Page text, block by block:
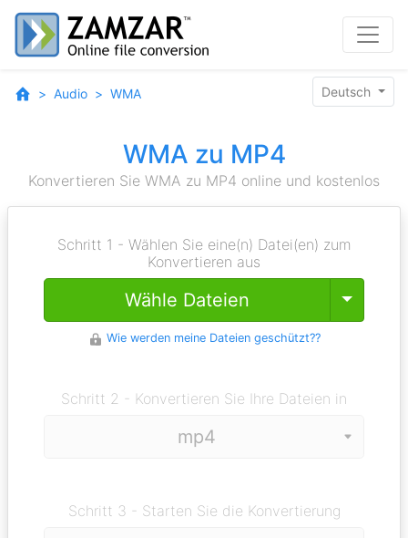
Audio WMA Deutsch
WMA zu MP4
Konvertieren Sie WMA zu MP4 online und kostenlos
Schritt 1 - Wählen Sie eine(n) Datei(en) zum
Konvertieren aus
Wähle Dateien Toggle
Wie werden meine Dateien geschützt??
Schritt 2 - Konvertieren Sie Ihre Dateien in
Schritt 3 - Starten Sie die Konvertierung